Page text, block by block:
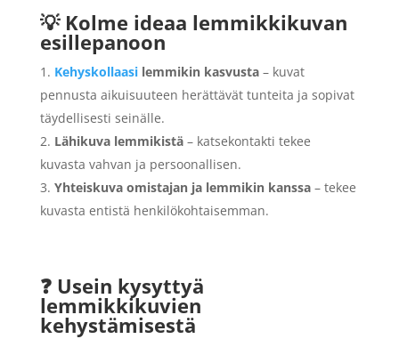
💡 Kolme ideaa lemmikkikuvan
esillepanoon
Kehyskollaasilemmikin kasvusta– kuvat
pennusta aikuisuuteen herättävät tunteita ja sopivat
täydellisesti seinälle.
Lähikuva lemmikistä– katsekontakti tekee
kuvasta vahvan ja persoonallisen.
Yhteiskuva omistajan ja lemmikin kanssa– tekee
kuvasta entistä henkilökohtaisemman.
❓ Usein kysyttyä
lemmikkikuvien
kehystämisestä